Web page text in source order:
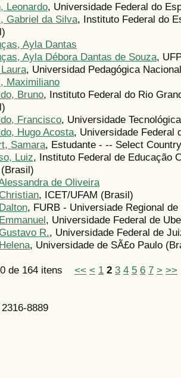
Leonardo, Universidade Federal do
Gabriel da Silva, Instituto Federal do
Ayla Dantas
Ayla Débora Dantas de Souza,
, Universidad Pedagógica
Maximiliano
Bruno, Instituto Federal do Rio
Francisco, Universidade
Hugo Acosta, Universidade Federal
Samara, Estudante - -- Select
Luiz, Instituto Federal de Educação
de Oliveira
, ICET/UFAM (Brasil)
, FURB - Universiade Regional
, Universidade Federal de
R., Universidade Federal de
, Universidade de SÃ£o Paulo
de 164 itens << < 1 2 3 4 5 6 7 > >>
8889